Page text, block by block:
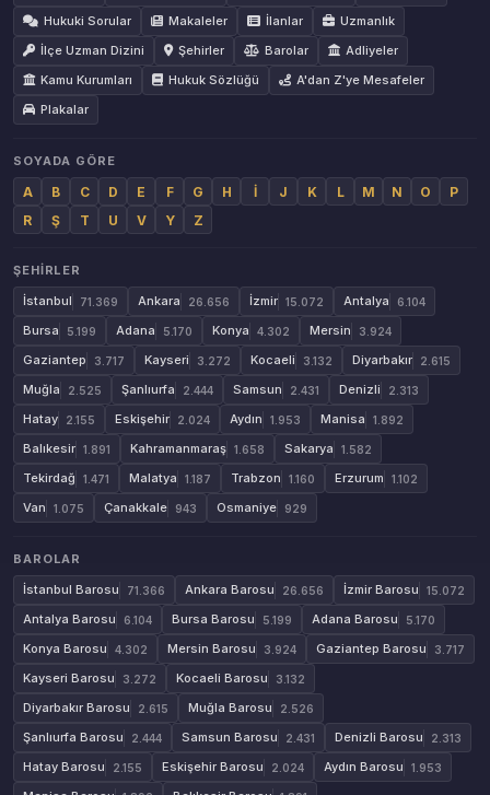
Hukuki Sorular
Makaleler İlanlar
Uzmanlık
İlçe Uzman Dizini
Şehirler Barolar
Adliyeler
Kamu Kurumları
Hukuk Sözlüğü
A'dan Z'ye Mesafeler
Plakalar
SOYADA GÖRE
A B C D E F G H İ J K L M N O
P
R
Ş T U V Y Z
ŞEHIRLER
İstanbul
71.369 Ankara 26.656 İzmir 15.072 Antalya 6.104
Bursa 5.199 Adana 5.170 Konya 4.302 Mersin 3.924
Gaziantep 3.717 Kayseri 3.272 Kocaeli 3.132 Diyarbakır 2.615
Muğla 2.525 Şanlıurfa 2.444 Samsun 2.431 Denizli 2.313
Hatay 2.155 Eskişehir 2.024 Aydın 1.953 Manisa 1.892
Balıkesir 1.891 Kahramanmaraş 1.658 Sakarya 1.582
Tekirdağ 1.471 Malatya 1.187 Trabzon 1.160 Erzurum 1.102
Van 1.075 Çanakkale 943 Osmaniye 929
BAROLAR
İstanbul Barosu
71.366 Ankara Barosu 26.656 İzmir Barosu 15.072
Antalya Barosu 6.104 Bursa Barosu 5.199 Adana Barosu 5.170
Konya Barosu 4.302 Mersin Barosu 3.924 Gaziantep Barosu 3.717
Kayseri Barosu 3.272 Kocaeli Barosu 3.132
Diyarbakır Barosu 2.615 Muğla Barosu 2.526
Şanlıurfa Barosu 2.444 Samsun Barosu 2.431 Denizli Barosu 2.313
Hatay Barosu 2.155 Eskişehir Barosu 2.024 Aydın Barosu 1.953